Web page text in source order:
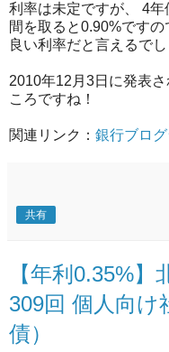
利率は未定ですが、 4年
間を取ると0.90%です
良い利率だと言えるでし
2010年12月3日に発表
ころですね！
関連リンク： 銀行ブロ
共有
【年利0.35%
309回 個人向け
債）